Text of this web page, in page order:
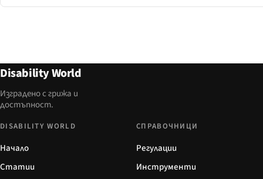
Disability World
Изградено с грижа и
достъпност.
DISABILITY WORLD
Начало
Статии
СПРАВОЧНИЦИ
Регулации
Инструменти